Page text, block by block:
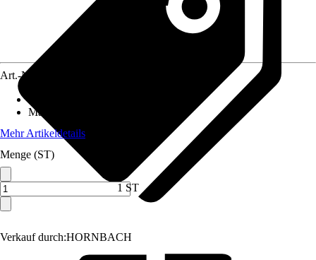
Verkauf durch:HORNBACH
Art.-Nr.
Material
Mehr Artikeldetails
Menge (ST)
1 ST